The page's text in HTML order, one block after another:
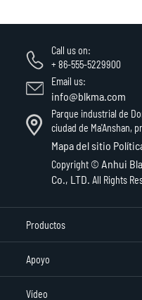
Call us on:
+ 86-555-5229900
Email us:
info@blkma.com
Parque industrial de
ciudad de Ma'Anshan,
Mapa del sitio
Copyright © Anhui
Co., LTD. All Rights
Productos
Apoyo
Vídeo